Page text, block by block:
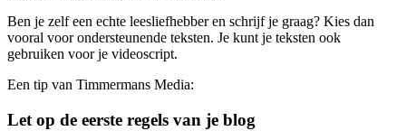
Ben je zelf een echte leesliefhebber en schrijf je graag? Kies dan
vooral voor ondersteunende teksten. Je kunt je teksten ook
gebruiken voor je videoscript.
Een tip van Timmermans Media:
Let op de eerste regels van je blog